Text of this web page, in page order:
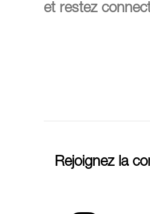
et restez
Rejoignez la